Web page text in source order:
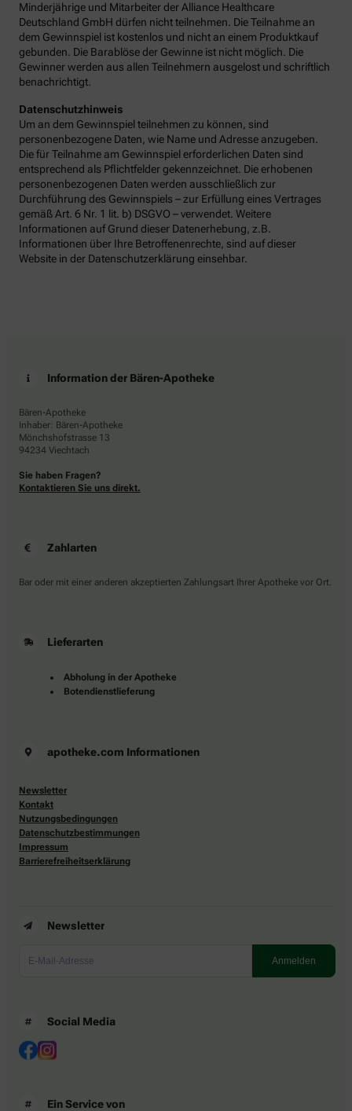
Minderjährige und Mitarbeiter der Alliance Healthcare
Deutschland GmbH dürfen nicht teilnehmen. Die Teilnahme an
dem Gewinnspiel ist kostenlos und nicht an einem Produktkauf
gebunden. Die Barablöse der Gewinne ist nicht möglich. Die
Gewinner werden aus allen Teilnehmern ausgelost und schriftlich
benachrichtigt.
Datenschutzhinweis
Um an dem Gewinnspiel teilnehmen zu können, sind
personenbezogene Daten, wie Name und Adresse anzugeben.
Die für Teilnahme am Gewinnspiel erforderlichen Daten sind
entsprechend als Pflichtfelder gekennzeichnet. Die erhobenen
personenbezogenen Daten werden ausschließlich zur
Durchführung des Gewinnspiels – zur Erfüllung eines Vertrages
gemäß Art. 6 Nr. 1 lit. b) DSGVO – verwendet. Weitere
Informationen auf Grund dieser Datenerhebung, z.B.
Informationen über Ihre Betroffenenrechte, sind auf dieser
Website in der Datenschutzerklärung einsehbar.
Information der Bären-Apotheke
Bären-Apotheke
Inhaber: Bären-Apotheke
Mönchshofstrasse 13
94234 Viechtach
Sie haben Fragen?
Kontaktieren Sie uns direkt.
Zahlarten
Bar oder mit einer anderen akzeptierten Zahlungsart Ihrer Apotheke vor Ort.
Lieferarten
Abholung in der Apotheke
Botendienstlieferung
apotheke.com Informationen
Newsletter
Kontakt
Nutzungsbedingungen
Datenschutzbestimmungen
Impressum
Barrierefreiheitserklärung
Newsletter
Social Media
Ein Service von